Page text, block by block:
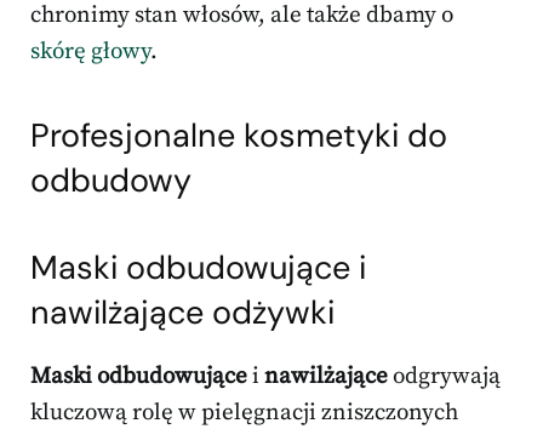
chronimy stan włosów, ale także dbamy o
skórę głowy.
Profesjonalne kosmetyki do
odbudowy
Maski odbudowujące i
nawilżające odżywki
Maski odbudowującei nawilżająceodgrywają
kluczową rolę w pielęgnacji zniszczonych